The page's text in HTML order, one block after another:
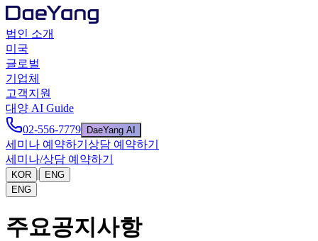
법인 소개
미국
글로벌
기업체
고객지원
대양 AI Guide
02-556-7779
DaeYang AI
세미나 예약하기 상담 예약하기
세미나/상담 예약하기
KOR |
ENG
ENG
주요공지사항